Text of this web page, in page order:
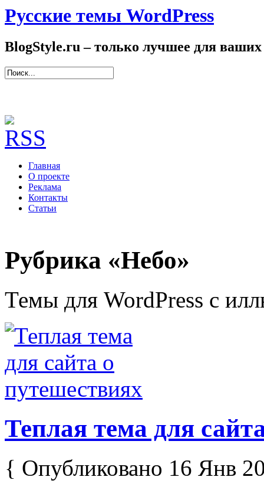
Русские темы WordPress
BlogStyle.ru – только лучшее для ваших
Главная
О проекте
Реклама
Контакты
Статьи
Рубрика «Небо»
Темы для WordPress с
Теплая тема для
{ Опубликовано 16 Янв